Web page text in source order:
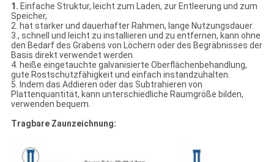
1. Einfache Struktur, leicht zum Laden, zur Entleerung und zum
Speicher,
2. hat starker und dauerhafter Rahmen, lange Nutzungsdauer.
3., schnell und leicht zu installieren und zu entfernen, kann ohne
den Bedarf des Grabens von Löchern oder des Begräbnisses der
Basis direkt verwendet werden.
4. heiße eingetauchte galvanisierte Oberflächenbehandlung,
gute Rostschutzfähigkeit und einfach instandzuhalten.
5. Indem das Addieren oder das Subtrahieren von
Plattenquantität, kann unterschiedliche Raumgröße bilden,
verwenden bequem.
Tragbare Zaunzeichnung: